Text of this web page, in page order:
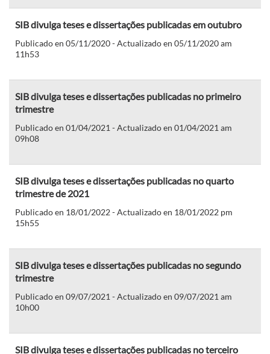
SIB divulga teses e dissertações publicadas em outubro
Publicado en 05/11/2020 - Actualizado en 05/11/2020 am
11h53
SIB divulga teses e dissertações publicadas no primeiro
trimestre
Publicado en 01/04/2021 - Actualizado en 01/04/2021 am
09h08
SIB divulga teses e dissertações publicadas no quarto
trimestre de 2021
Publicado en 18/01/2022 - Actualizado en 18/01/2022 pm
15h55
SIB divulga teses e dissertações publicadas no segundo
trimestre
Publicado en 09/07/2021 - Actualizado en 09/07/2021 am
10h00
SIB divulga teses e dissertações publicadas no terceiro